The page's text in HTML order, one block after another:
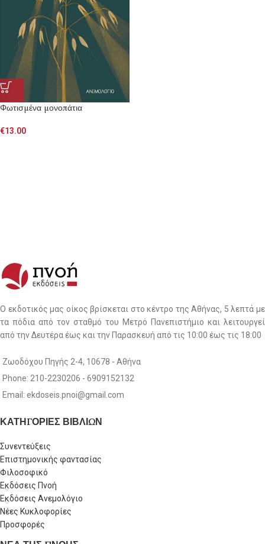
Φωτισμένα μονοπάτια
€13.00
Ο εκδοτικός μας οίκος βρίσκεται στο κέντρο της Αθήνας, 5 λεπτά με
τα πόδια από τον σταθμό του Μετρό Πανεπιστήμιο και λειτουργεί
από την Δευτέρα έως και την Παρασκευή από τις 10:00 έως τις 18:00
Ζωοδόχου Πηγής 2-4, 10678 - Αθήνα
Phone: 210-2230206 - 6909152132
Email: ekdoseis.pnoi@gmail.com
ΚΑΤΗΓΟΡΙΕΣ ΒΙΒΛΙΩΝ
Συνεντεύξεις
Επιστημονικής φαντασίας
Φιλοσοφικό
Εκδόσεις Πνοή
Εκδόσεις Ανεμολόγιο
Νέες Κυκλοφορίες
Προσφορές